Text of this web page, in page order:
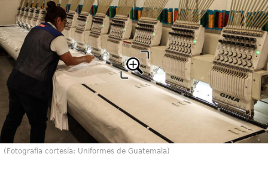
(Fotografía cortesía: Uniformes de Guatemala)